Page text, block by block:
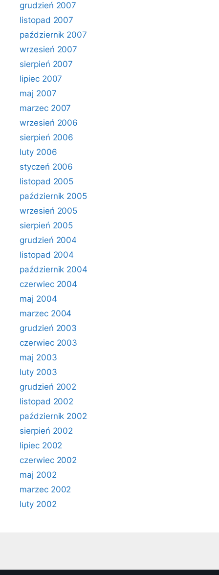
grudzień 2007
listopad 2007
październik 2007
wrzesień 2007
sierpień 2007
lipiec 2007
maj 2007
marzec 2007
wrzesień 2006
sierpień 2006
luty 2006
styczeń 2006
listopad 2005
październik 2005
wrzesień 2005
sierpień 2005
grudzień 2004
listopad 2004
październik 2004
czerwiec 2004
maj 2004
marzec 2004
grudzień 2003
czerwiec 2003
maj 2003
luty 2003
grudzień 2002
listopad 2002
październik 2002
sierpień 2002
lipiec 2002
czerwiec 2002
maj 2002
marzec 2002
luty 2002